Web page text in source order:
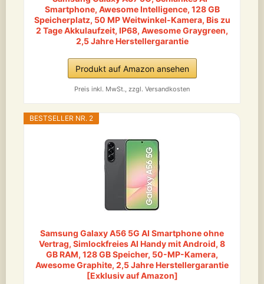
Smartphone, Awesome Intelligence, 128 GB
Speicherplatz, 50 MP Weitwinkel-Kamera, Bis zu
2 Tage Akkulaufzeit, IP68, Awesome Graygreen,
2,5 Jahre Herstellergarantie
Produkt auf Amazon ansehen
Preis inkl. MwSt., zzgl. Versandkosten
BESTSELLER NR. 2
Samsung Galaxy A56 5G AI Smartphone ohne
Vertrag, Simlockfreies AI Handy mit Android, 8
GB RAM, 128 GB Speicher, 50-MP-Kamera,
Awesome Graphite, 2,5 Jahre Herstellergarantie
[Exklusiv auf Amazon]